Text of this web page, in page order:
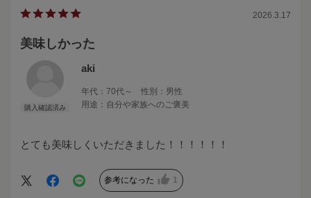
2026.3.17
美味しかった
aki
年代： 70代～ 性別： 男性
用途： 自分や家族へのご褒美
とても美味しくいただきました！！！！！！
参考になった 1